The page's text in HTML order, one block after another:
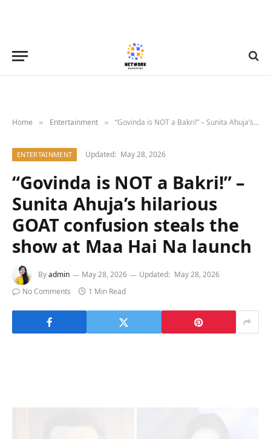
Home » Entertainment » “Govinda is NOT a Bakri!” – Sunita Ahuja’s hilarious GOAT confusion steals the show at Maa Hai Na launch
ENTERTAINMENT Updated: May 28, 2026
“Govinda is NOT a Bakri!” –
Sunita Ahuja’s hilarious
GOAT confusion steals the
show at Maa Hai Na launch
Byadmin May 28, 2026 Updated: May 28, 2026
No Comments
1 Min Read